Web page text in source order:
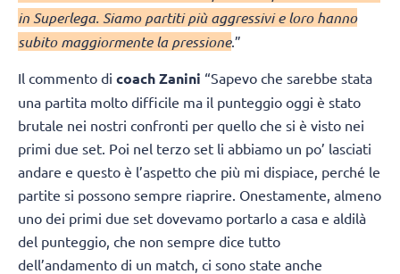
in Superlega. Siamo partiti più aggressivi e loro hanno
subito maggiormente la pressione.”
Il commento di coachZanini “Sapevo che sarebbe stata
una partita molto difficile ma il punteggio oggi è stato
brutale nei nostri confronti per quello che si è visto nei
primi due set. Poi nel terzo set li abbiamo un po’ lasciati
andare e questo è l’aspetto che più mi dispiace, perché le
partite si possono sempre riaprire. Onestamente, almeno
uno dei primi due set dovevamo portarlo a casa e aldilà
del punteggio, che non sempre dice tutto
dell’andamento di un match, ci sono state anche